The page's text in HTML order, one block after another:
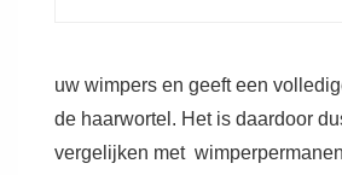
uw wimpers en geeft een
de haarwortel. Het is daardoor
vergelijken met